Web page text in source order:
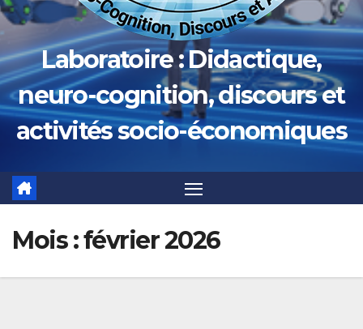
Laboratoire : Didactique,
neuro-cognition, discours et
activités socio-économiques
Mois :février 2026